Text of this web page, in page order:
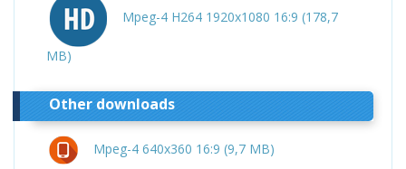
Mpeg-4 H264 1920x1080 16:9 (178,7
MB)
Other downloads
Mpeg-4 640x360 16:9 (9,7 MB)